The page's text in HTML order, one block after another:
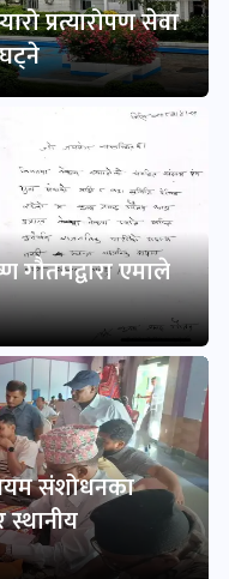
प्रत्यारोपण सेवा
एमाले
संशोधनका